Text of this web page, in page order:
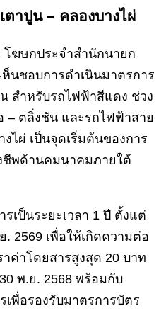
ตาปูน – คลองบางไผ่
โฆษกประจำสำนักนายก
นชอบการดำเนินมาตรการ
สำหรับรถไฟฟ้าสีแดง ช่วง
– ตลิ่งชัน และรถไฟฟ้าสาย
ไผ่ เป็นจุดเริ่มต้นของการ
พด้านคมนาคมภายใต้
เป็นระยะเวลา 1 ปี ตั้งแต่
. 2569 เพื่อให้เกิดความต่อ
ค่าโดยสารสูงสุด 20 บาท
พ.ย. 2568 พร้อมกับ
พื่อรองรับมาตรการบัตร